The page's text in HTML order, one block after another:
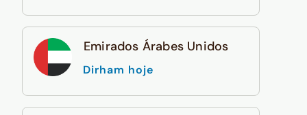
Emirados Árabes Unidos
Dirham hoje